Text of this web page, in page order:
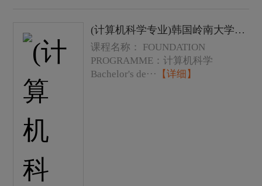
(计算机科学专业)韩国岭南大学本科学士学位课程费用以及学费
课程名称： FOUNDATION
PROGRAMME：计算机科学
Bachelor's de···
【详细】